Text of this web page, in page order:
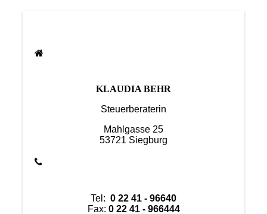
KLAUDIA BEHR
Steuerberaterin
Mahlgasse 25
53721 Siegburg
Tel: 0 22 41 - 96640
Fax: 0 22 41 - 966444